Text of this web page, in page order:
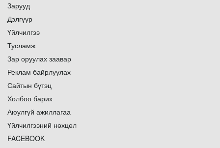
Зарууд
Дэлгүүр
Үйлчилгээ
Тусламж
Зар оруулах заавар
Реклам байрлуулах
Сайтын бүтэц
Холбоо барих
Аюулгүй ажиллагаа
Үйлчилгээний нөхцөл
FACEBOOK